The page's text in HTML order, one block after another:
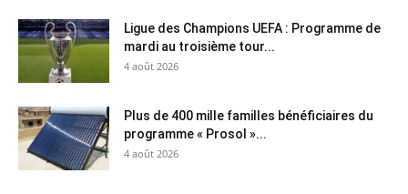
Ligue des Champions UEFA : Programme de
mardi au troisième tour...
4 août 2026
Plus de 400 mille familles bénéficiaires du
programme « Prosol »...
4 août 2026